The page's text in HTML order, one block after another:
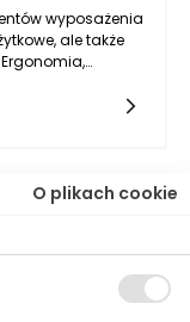
wyposażenia
ale także
odnosi się
poprawia komfort
stoliki
siedzenia czy
O plikach cookie